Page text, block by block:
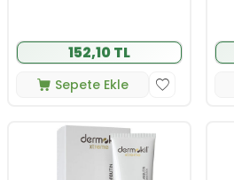
152,10 TL
Sepete Ekle